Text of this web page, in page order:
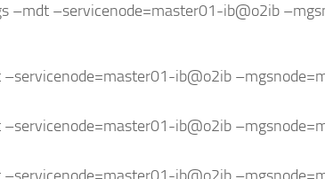
–servicenode=master01-ib@o2ib
ib@o2ib
ib@o2ib